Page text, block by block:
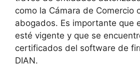
como la Cámara de Comercio
abogados. Es importante que
esté vigente y que se
certificados del software de
DIAN.